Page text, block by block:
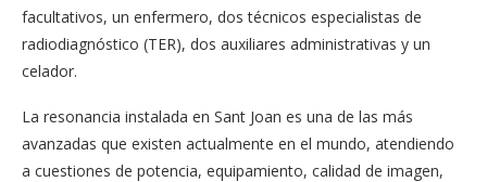
facultativos, un enfermero, dos técnicos especialistas de
radiodiagnóstico (TER), dos auxiliares administrativas y un
celador.
La resonancia instalada en Sant Joan es una de las más
avanzadas que existen actualmente en el mundo, atendiendo
a cuestiones de potencia, equipamiento, calidad de imagen,